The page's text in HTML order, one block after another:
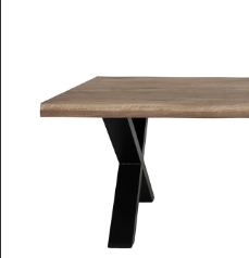
Förvaring